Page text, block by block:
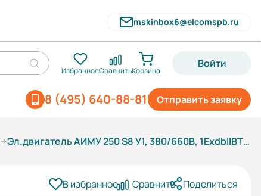
mskinbox6@elcomspb.ru
ИзбранноеСравнитьКорзина
Войти
Отправить заявку
8 (495) 640-88-81
Эл.двигатель АИМУ 250 S8 У1, 380/660В, 1ExdbIIBT4 Gb X, РТС (статор), (LP) 37/750 IM 1001
В избранное Сравнить Поделиться